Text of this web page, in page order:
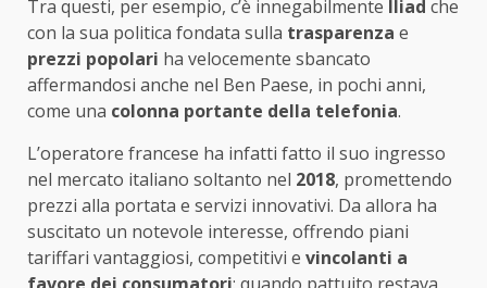
Tra questi, per esempio, c’è innegabilmente Iliad che
con la sua politica fondata sulla trasparenza e
prezzi popolari ha velocemente sbancato
affermandosi anche nel Ben Paese, in pochi anni,
come una colonna portante della telefonia.
L’operatore francese ha infatti fatto il suo ingresso
nel mercato italiano soltanto nel 2018, promettendo
prezzi alla portata e servizi innovativi. Da allora ha
suscitato un notevole interesse, offrendo piani
tariffari vantaggiosi, competitivi e vincolanti a